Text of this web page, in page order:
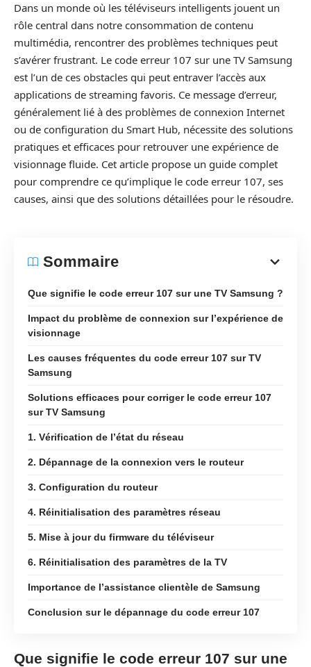
Dans un monde où les téléviseurs intelligents jouent un
rôle central dans notre consommation de contenu
multimédia, rencontrer des problèmes techniques peut
s’avérer frustrant. Le code erreur 107 sur une TV Samsung
est l’un de ces obstacles qui peut entraver l’accès aux
applications de streaming favoris. Ce message d’erreur,
généralement lié à des problèmes de connexion Internet
ou de configuration du Smart Hub, nécessite des solutions
pratiques et efficaces pour retrouver une expérience de
visionnage fluide. Cet article propose un guide complet
pour comprendre ce qu’implique le code erreur 107, ses
causes, ainsi que des solutions détaillées pour le résoudre.
Sommaire
Que signifie le code erreur 107 sur une TV Samsung ?
Impact du problème de connexion sur l’expérience de
visionnage
Les causes fréquentes du code erreur 107 sur TV
Samsung
Solutions efficaces pour corriger le code erreur 107
sur TV Samsung
1. Vérification de l’état du réseau
2. Dépannage de la connexion vers le routeur
3. Configuration du routeur
4. Réinitialisation des paramètres réseau
5. Mise à jour du firmware du téléviseur
6. Réinitialisation des paramètres de la TV
Importance de l’assistance clientèle de Samsung
Conclusion sur le dépannage du code erreur 107
Que signifie le code erreur 107 sur une